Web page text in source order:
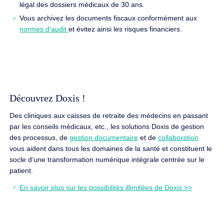
légal des dossiers médicaux de 30 ans.
Vous archivez les documents fiscaux conformément aux
normes d’auditet évitez ainsi les risques financiers.
Découvrez Doxis !
Des cliniques aux caisses de retraite des médecins en passant
par les conseils médicaux, etc., les solutions Doxis de gestion
des processus, de gestion documentaireet de collaboration
vous aident dans tous les domaines de la santé et constituent le
socle d’une transformation numérique intégrale centrée sur le
patient.
En savoir plus sur les possibilités illimitées de Doxis >>